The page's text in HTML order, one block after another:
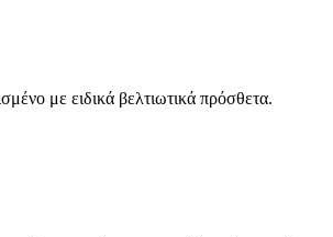
με ειδικά βελτιωτικά πρόσθετα.